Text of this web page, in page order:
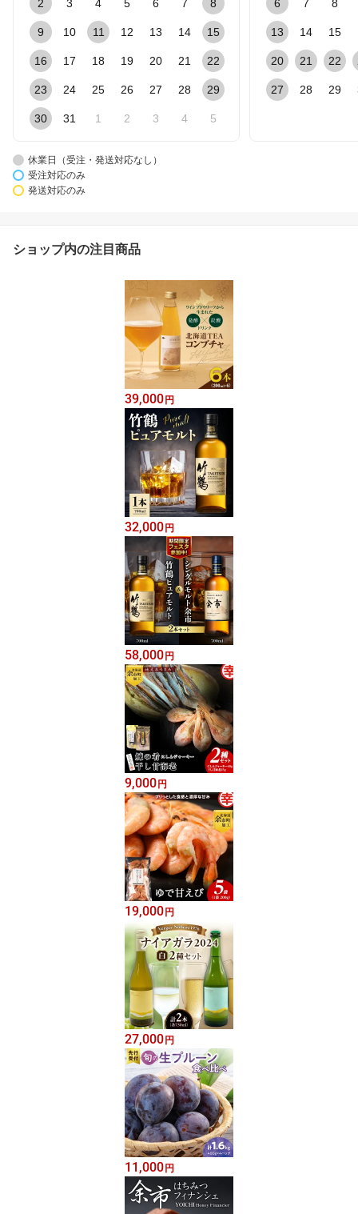
2 3 4 5 6 7 8
9 10 11 12 13 14 15
16 17 18 19 20 21 22
23 24 25 26 27 28 29
30 31 1 2 3 4 5
6 7 8
13 14 15
20 21 22
27 28 29
休業日（受注・発送対応なし）
受注対応のみ
発送対応のみ
ショップ内の注目商品
39,000 円
32,000 円
58,000 円
9,000 円
19,000 円
27,000 円
11,000 円